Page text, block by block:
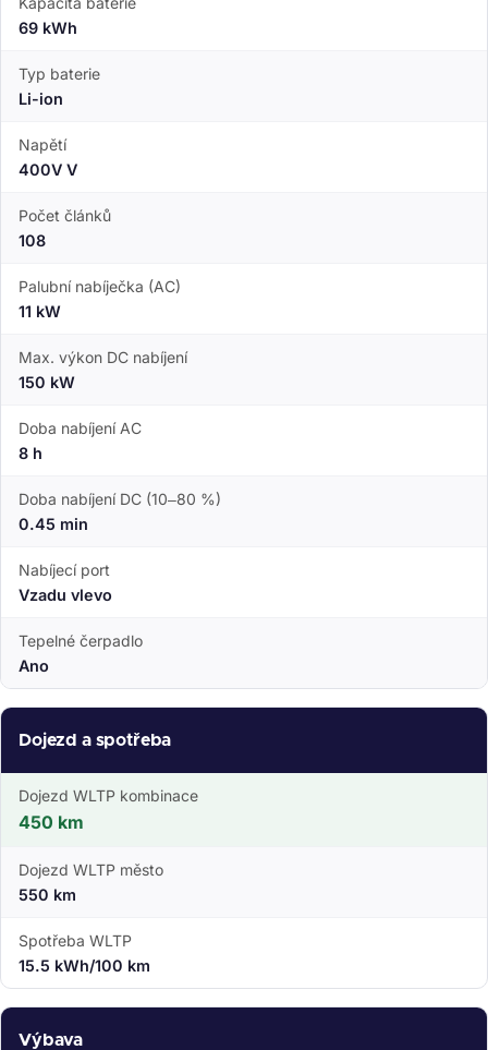
69 kWh
Typ baterie
Li-ion
Napětí
400V V
Počet článků
108
Palubní nabíječka (AC)
11 kW
Max. výkon DC nabíjení
150 kW
Doba nabíjení AC
8 h
Doba nabíjení DC (10–80 %)
0.45 min
Nabíjecí port
Vzadu vlevo
Tepelné čerpadlo
Ano
Dojezd a spotřeba
Dojezd WLTP kombinace
450 km
Dojezd WLTP město
550 km
Spotřeba WLTP
15.5 kWh/100 km
Výbava